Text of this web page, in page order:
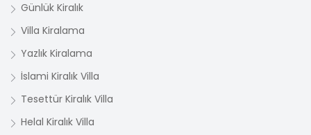
Günlük Kiralık
Villa Kiralama
Yazlık Kiralama
İslami Kiralık Villa
Tesettür Kiralık Villa
Helal Kiralık Villa